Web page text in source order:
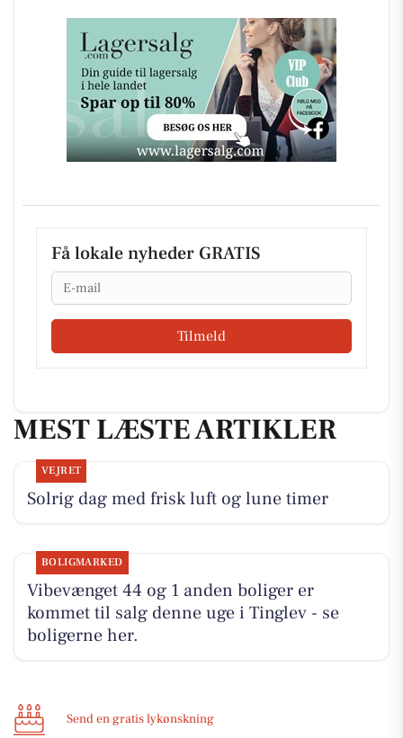
Få lokale nyheder GRATIS
Email
Tilmeld
MEST LÆSTE ARTIKLER
VEJRET
Solrig dag med frisk luft og lune timer
BOLIGMARKED
Vibevænget 44 og 1 anden boliger er
kommet til salg denne uge i Tinglev - se
boligerne her.
Send en gratis lykønskning